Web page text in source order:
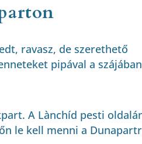
ravasz, de szerethető
pipával a
A Lànchíd pesti
le kell menni a